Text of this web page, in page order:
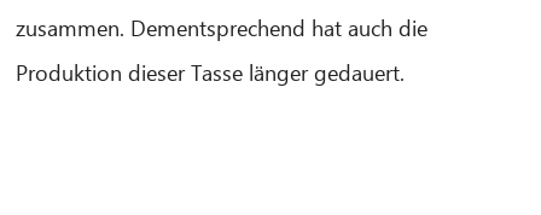
zusammen. Dementsprechend hat auch die
Produktion dieser Tasse länger gedauert.